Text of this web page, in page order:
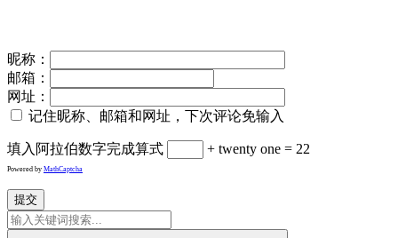
昵称：
邮箱：
网址：
记住昵称、邮箱和网址，下次评论免输入
填入阿拉伯数字完成算式 + twenty one = 22
Powered by MathCaptcha
提交